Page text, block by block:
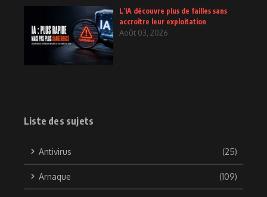
L’IA découvre plus de failles sans
accroître leur exploitation
Août 03, 2026
Liste des sujets
Antivirus (25)
Arnaque (109)